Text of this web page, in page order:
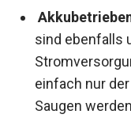
sind ebenfalls
einfach nur
Saugen